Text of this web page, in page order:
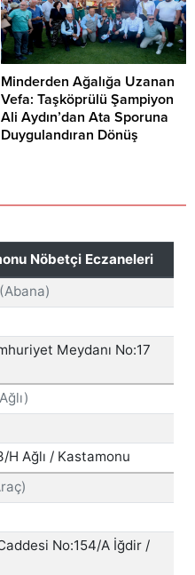
Minderden Ağalığa Uzanan
Vefa: Taşköprülü Şampiyon
Ali Aydın’dan Ata Sporuna
Duygulandıran Dönüş